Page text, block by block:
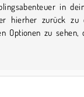
in
hierher zurück zu
Optionen zu